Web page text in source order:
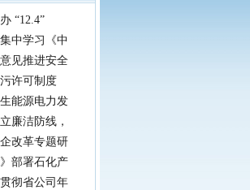
“12.4”
中学习《中
见推进安全
许可制度
能源电力发
廉洁防线，
改革专题研
部署石化产
彻省公司年